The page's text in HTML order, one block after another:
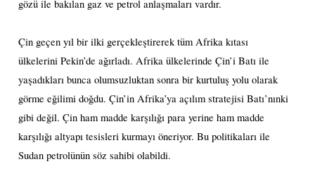
gözü ile bakılan gaz ve petrol anlaşmaları vardır.
Çin geçen yıl bir ilki gerçekleştirerek tüm Afrika kıtası
ülkelerini Pekin’de ağırladı. Afrika ülkelerinde Çin’i Batı ile
yaşadıkları bunca olumsuzluktan sonra bir kurtuluş yolu olarak
görme eğilimi doğdu. Çin’in Afrika’ya açılım stratejisi Batı’nınki
gibi değil. Çin ham madde karşılığı para yerine ham madde
karşılığı altyapı tesisleri kurmayı öneriyor. Bu politikaları ile
Sudan petrolünün söz sahibi olabildi.